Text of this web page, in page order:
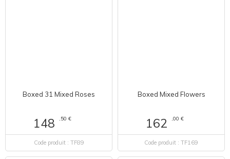
Boxed 31 Mixed Roses
148 ,50 €
Code produit : TF89
Boxed Mixed Flowers
162 ,00 €
Code produit : TF169